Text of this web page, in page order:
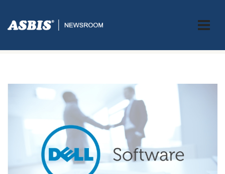
Tag:dell_software_prodaja